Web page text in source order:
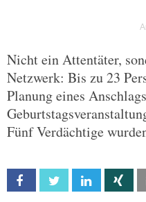
Nicht ein Attentäter,
Netzwerk: Bis zu 23
Planung eines
Fünf Verdächtige
Facebook Twitter Linkedin